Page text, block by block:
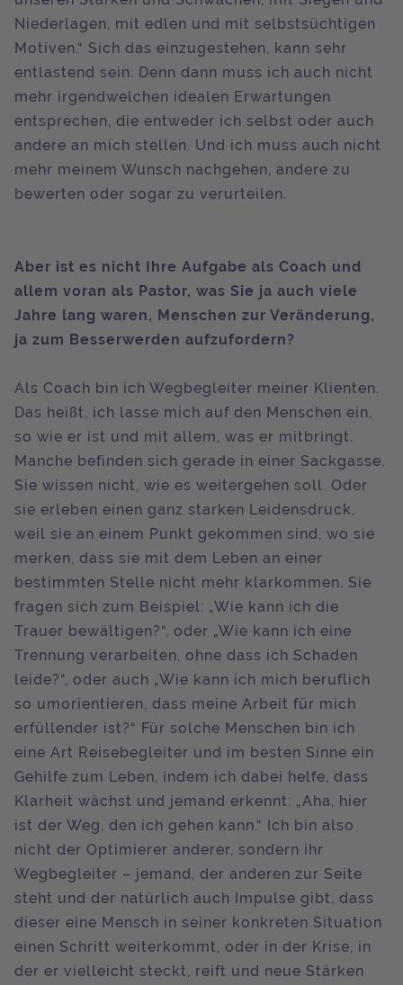
Niederlagen, mit edlen und mit selbstsüchtigen
Motiven.“ Sich das einzugestehen, kann sehr
entlastend sein. Denn dann muss ich auch nicht
mehr irgendwelchen idealen Erwartungen
entsprechen, die entweder ich selbst oder auch
andere an mich stellen. Und ich muss auch nicht
mehr meinem Wunsch nachgehen, andere zu
bewerten oder sogar zu verurteilen.
Aber ist es nicht Ihre Aufgabe als Coach und
allem voran als Pastor, was Sie ja auch viele
Jahre lang waren, Menschen zur Veränderung,
ja zum Besserwerden aufzufordern?
Als Coach bin ich Wegbegleiter meiner Klienten.
Das heißt, ich lasse mich auf den Menschen ein,
so wie er ist und mit allem, was er mitbringt.
Manche befinden sich gerade in einer Sackgasse.
Sie wissen nicht, wie es weitergehen soll. Oder
sie erleben einen ganz starken Leidensdruck,
weil sie an einem Punkt gekommen sind, wo sie
merken, dass sie mit dem Leben an einer
bestimmten Stelle nicht mehr klarkommen. Sie
fragen sich zum Beispiel: „Wie kann ich die
Trauer bewältigen?“, oder „Wie kann ich eine
Trennung verarbeiten, ohne dass ich Schaden
leide?“, oder auch „Wie kann ich mich beruflich
so umorientieren, dass meine Arbeit für mich
erfüllender ist?“ Für solche Menschen bin ich
eine Art Reisebegleiter und im besten Sinne ein
Gehilfe zum Leben, indem ich dabei helfe, dass
Klarheit wächst und jemand erkennt: „Aha, hier
ist der Weg, den ich gehen kann.“ Ich bin also
nicht der Optimierer anderer, sondern ihr
Wegbegleiter – jemand, der anderen zur Seite
steht und der natürlich auch Impulse gibt, dass
dieser eine Mensch in seiner konkreten Situation
einen Schritt weiterkommt, oder in der Krise, in
der er vielleicht steckt, reift und neue Stärken